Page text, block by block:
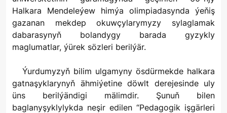
Halkara Mendeleýew himýa olimpiadasynda ýeňiş
gazanan mekdep okuwçylarymyzy sylaglamak
dabarasynyň bolandygy barada gyzykly
maglumatlar, ýürek sözleri berilýär.
Ýurdumyzyň bilim ulgamyny ösdürmekde halkara
gatnaşyklarynyň ähmiýetine döwlt derejesinde uly
üns berilýändigi mälimdir. Şunuň bilen
baglanyşyklylykda neşir edilen “Pedagogik işgärleri